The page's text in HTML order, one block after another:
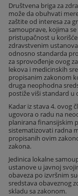
Društvena briga za
može da obuhvati
zaštite od interesa za
samouprave, kojima
pristupačnost u
zdravstvenim
odnosno standarda
za sprovođenje ovog
lekova i medicinskih
propisanim zakonom
druga neophodna
postiže viši standard u
Kadar iz stava 4. ovog
ugovora o radu na
planirana finansijskim
sistematizovati radna
propisanih ovim
zakona.
Jedinica lokalne
ustanove u javnoj
obaveza po izvršnim
sredstava obaveznog
skladu sa zakonom.